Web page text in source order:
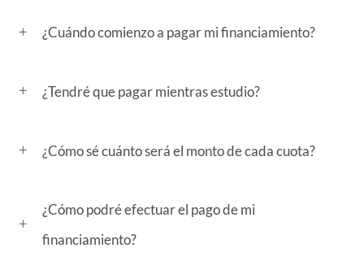
¿Cuándo comienzo a pagar mi financiamiento?
¿Tendré que pagar mientras estudio?
¿Cómo sé cuánto será el monto de cada cuota?
¿Cómo podré efectuar el pago de mi
financiamiento?